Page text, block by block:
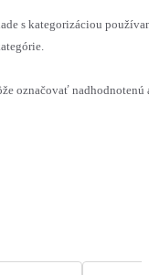
s kategorizáciou
označovať